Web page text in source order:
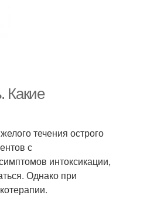
Какие
течения острого
с
интоксикации,
Однако при